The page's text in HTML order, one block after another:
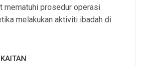
mematuhi prosedur operasi
melakukan aktiviti ibadah di